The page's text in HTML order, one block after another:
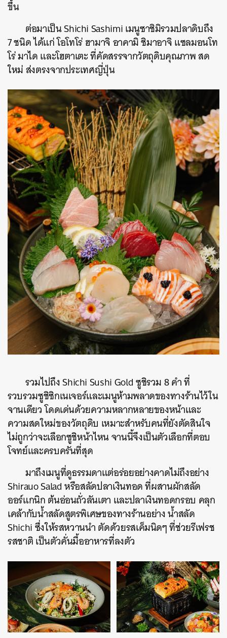
ขึ้น
ต่อมาเป็น Shichi Sashimi เมนูซาชิมิรวมปลาดิบถึง
7 ชนิด ได้แก่ โอโทโร่ ฮามาจิ อาคามิ ชิมาอาจิ แซลมอนโท
โร่ มาได และโฮตาเตะ ที่คัดสรรจากวัตถุดิบคุณภาพ สด
ใหม่ ส่งตรงจากประเทศญี่ปุ่น
รวมไปถึง Shichi Sushi Gold ซูชิรวม 8 คำ ที่
รวบรวมซูชิซิกเนเจอร์และเมนูห้ามพลาดของทางร้านไว้ใน
จานเดียว โดดเด่นด้วยความหลากหลายของหน้าและ
ความสดใหม่ของวัตถุดิบ เหมาะสำหรับคนที่ยังตัดสินใจ
ไม่ถูกว่าจะเลือกซูชิหน้าไหน จานนี้จึงเป็นตัวเลือกที่ตอบ
โจทย์และครบครันที่สุด
มาถึงเมนูที่ดูธรรมดาแต่อร่อยอย่างคาดไม่ถึงอย่าง
Shirauo Salad หรือสลัดปลาเงินทอด ที่ผสานผักสลัด
ออร์แกนิก ต้นอ่อนถั่วลันเตา และปลาเงินทอดกรอบ คลุก
เคล้ากับน้ำสลัดสูตรพิเศษของทางร้านอย่าง น้ำสลัด
Shichi ซึ่งให้รสหวานนำ ตัดด้วยรสเค็มนิดๆ ที่ช่วยรีเฟรช
รสชาติ เป็นตัวคั่นมื้ออาหารที่ลงตัว
ค้นหา
SHARE TWEET LINE EMAIL